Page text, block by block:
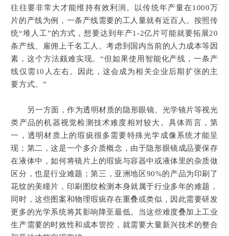
往往要非常大才能维持有效利润。以传统年产量在1000万
片的产线为例，一条产线需要的工人量就有近百人。按照传
统“堆人工”的方式，想要达到年产1-2亿片可能就要拓展20
条产线、雇佣上千名工人。考虑到国内当前的人力成本等因
素，这个方法颇难实现。“但如果使用智能化产线，一条产
线仅需10人左右。因此，这会成为相关企业后期扩张的主
要方式。”
另一方面，作为透明材质的隐形眼镜、光学镜片等视光
类产品的机器视觉检测技术难度相对较大。具体而言，第
一，透明材质上的瑕疵很多需要特殊光学成像系统才能呈
现；第二，这是一个多介质概念，由于隐形眼镜成品要保存
在液体中，如何将镜片上的瑕疵与容器中或液体里的杂质做
区分，也是行业难题；第三，亚洲地区90%的产品为印刷了
花纹的美瞳片，印刷图纹检测本身就属于行业多年的难题，
同时，这些图案和物理瑕疵存在重叠或类似，因此需要研发
更多的光学系统将其影响降至最低。当这些难度叠加上工业
生产需要的时效性和成本管控，就需要大量新兴技术的整合